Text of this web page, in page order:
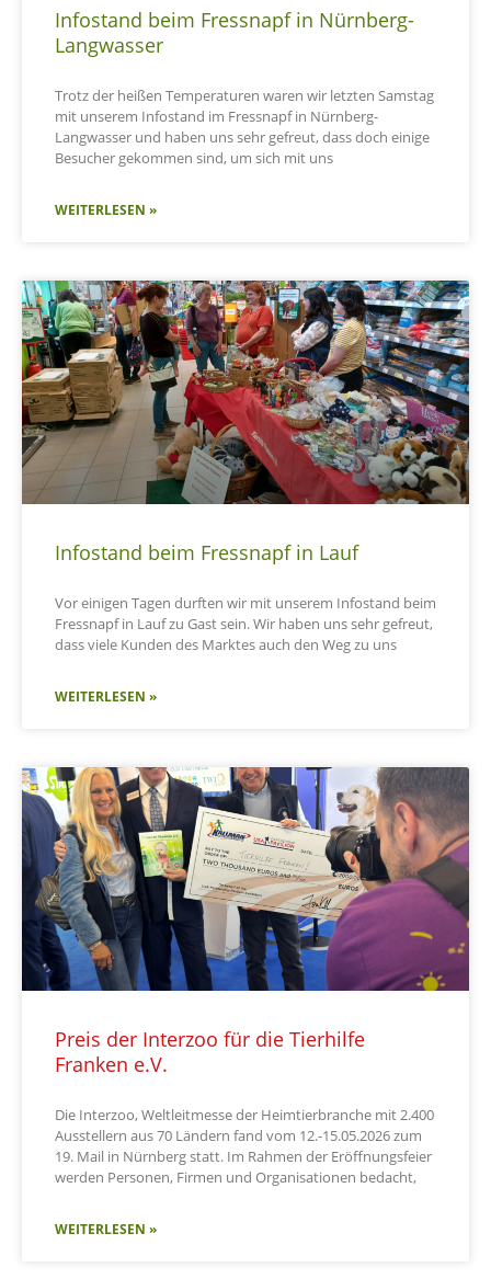
Infostand beim Fressnapf in Nürnberg-
Langwasser
Trotz der heißen Temperaturen waren wir letzten Samstag
mit unserem Infostand im Fressnapf in Nürnberg-
Langwasser und haben uns sehr gefreut, dass doch einige
Besucher gekommen sind, um sich mit uns
WEITERLESEN »
Infostand beim Fressnapf in Lauf
Vor einigen Tagen durften wir mit unserem Infostand beim
Fressnapf in Lauf zu Gast sein. Wir haben uns sehr gefreut,
dass viele Kunden des Marktes auch den Weg zu uns
WEITERLESEN »
Preis der Interzoo für die Tierhilfe
Franken e.V.
Die Interzoo, Weltleitmesse der Heimtierbranche mit 2.400
Ausstellern aus 70 Ländern fand vom 12.-15.05.2026 zum
19. Mail in Nürnberg statt. Im Rahmen der Eröffnungsfeier
werden Personen, Firmen und Organisationen bedacht,
WEITERLESEN »